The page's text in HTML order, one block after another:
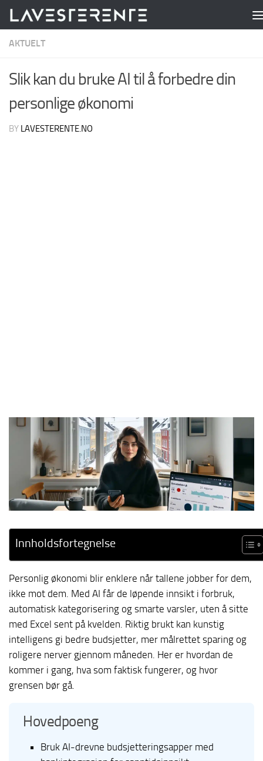
Skip to content
AKTUELT
Slik kan du bruke AI til å forbedre din
personlige økonomi
BY LAVESTERENTE.NO
Innholdsfortegnelse
Personlig økonomi blir enklere når tallene jobber for dem,
ikke mot dem. Med AI får de løpende innsikt i forbruk,
automatisk kategorisering og smarte varsler, uten å sitte
med Excel sent på kvelden. Riktig brukt kan kunstig
intelligens gi bedre budsjetter, mer målrettet sparing og
roligere nerver gjennom måneden. Her er hvordan de
kommer i gang, hva som faktisk fungerer, og hvor
grensen bør gå.
Hovedpoeng
Bruk AI-drevne budsjetteringsapper med